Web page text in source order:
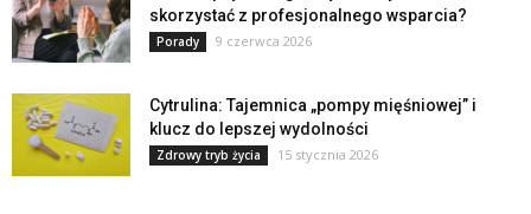
skorzystać z profesjonalnego wsparcia?
Porady 9 czerwca 2026
Cytrulina: Tajemnica „pompy mięśniowej” i
klucz do lepszej wydolności
Zdrowy tryb życia 15 stycznia 2026